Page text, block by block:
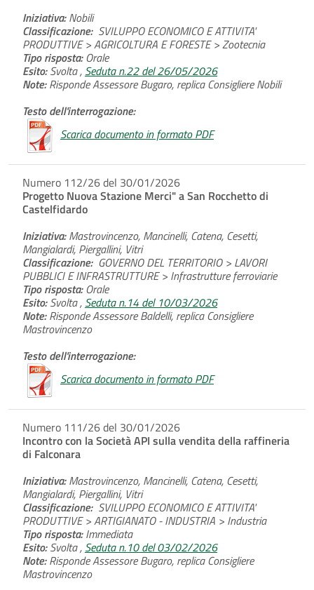
Iniziativa:Nobili
Classificazione: SVILUPPO ECONOMICO E ATTIVITA'
PRODUTTIVE > AGRICOLTURA E FORESTE > Zootecnia
Tipo risposta:Orale
Esito:Svolta , Seduta n.22 del 26/05/2026
Note:Risponde Assessore Bugaro, replica Consigliere Nobili
Testo dell'interrogazione:
Scarica documento in formato PDF
Numero 112/26 del 30/01/2026
Progetto Nuova Stazione Merci" a San Rocchetto di
Castelfidardo
Iniziativa:Mastrovincenzo, Mancinelli, Catena, Cesetti,
Mangialardi, Piergallini, Vitri
Classificazione: GOVERNO DEL TERRITORIO > LAVORI
PUBBLICI E INFRASTRUTTURE > Infrastrutture ferroviarie
Tipo risposta:Orale
Esito:Svolta , Seduta n.14 del 10/03/2026
Note:Risponde Assessore Baldelli, replica Consigliere
Mastrovincenzo
Testo dell'interrogazione:
Scarica documento in formato PDF
Numero 111/26 del 30/01/2026
Incontro con la Società API sulla vendita della raffineria
di Falconara
Iniziativa:Mastrovincenzo, Mancinelli, Catena, Cesetti,
Mangialardi, Piergallini, Vitri
Classificazione: SVILUPPO ECONOMICO E ATTIVITA'
PRODUTTIVE > ARTIGIANATO - INDUSTRIA > Industria
Tipo risposta:Immediata
Esito:Svolta , Seduta n.10 del 03/02/2026
Note:Risponde Assessore Bugaro, replica Consigliere
Mastrovincenzo